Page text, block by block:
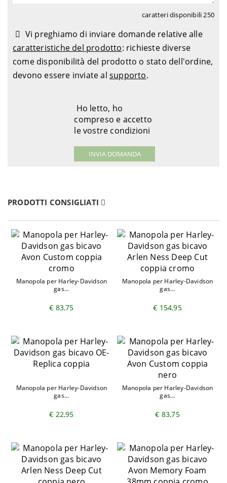
caratteri disponibili250
Vi preghiamo di inviare domande relative alle
caratteristiche del prodotto: richieste diverse
come disponibilità del prodotto o stato dell'ordine,
devono essere inviate al supporto.
Ho letto, ho
compreso e accetto
le vostre condizioni
PRODOTTI CONSIGLIATI
Manopola per Harley-Davidson
gas...
€ 83,75
Manopola per Harley-Davidson
gas...
€ 154,95
Manopola per Harley-Davidson
gas...
€ 22,95
Manopola per Harley-Davidson
gas...
€ 83,75